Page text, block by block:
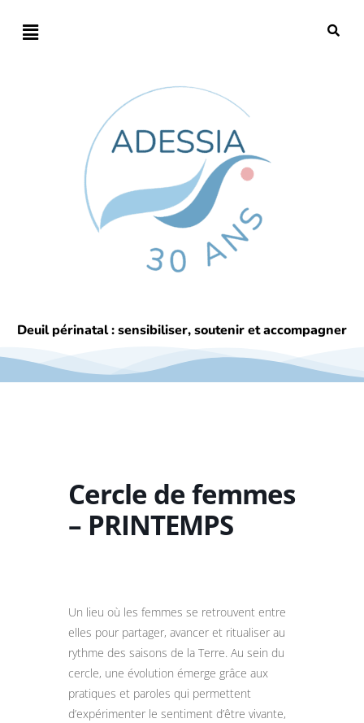
Deuil périnatal : sensibiliser, soutenir et accompagner
Cercle de femmes
– PRINTEMPS
Un lieu où les femmes se retrouvent entre
elles pour partager, avancer et ritualiser au
rythme des saisons de la Terre. Au sein du
cercle, une évolution émerge grâce aux
pratiques et paroles qui permettent
d’expérimenter le sentiment d’être vivante,